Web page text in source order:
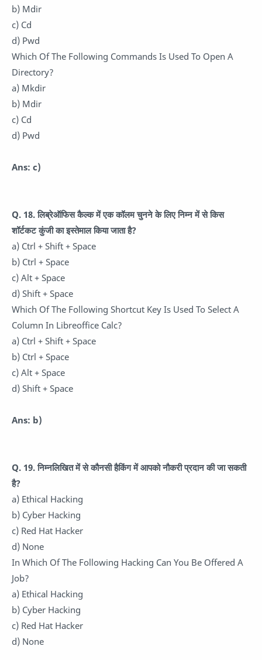
b) Mdir
c) Cd
d) Pwd
Which Of The Following Commands Is Used To Open A
Directory?
a) Mkdir
b) Mdir
c) Cd
d) Pwd
Ans: c)
Q. 18. लिब्रेऑफिस कैल्क में एक कॉलम चुनने के लिए निम्न में से किस
शॉर्टकट कुंजी का इस्तेमाल किया जाता है?
a) Ctrl + Shift + Space
b) Ctrl + Space
c) Alt + Space
d) Shift + Space
Which Of The Following Shortcut Key Is Used To Select A
Column In Libreoffice Calc?
a) Ctrl + Shift + Space
b) Ctrl + Space
c) Alt + Space
d) Shift + Space
Ans: b)
Q. 19. निम्नलिखित में से कौनसी हैकिंग में आपको नौकरी प्रदान की जा सकती
है?
a) Ethical Hacking
b) Cyber Hacking
c) Red Hat Hacker
d) None
In Which Of The Following Hacking Can You Be Offered A
Job?
a) Ethical Hacking
b) Cyber Hacking
c) Red Hat Hacker
d) None